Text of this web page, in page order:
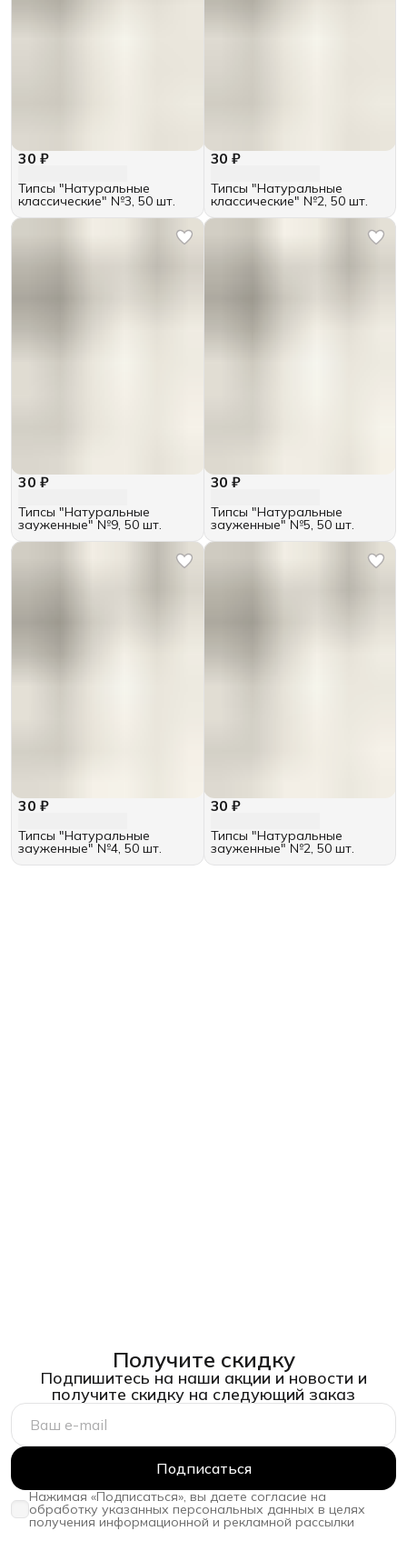
30 ₽
Типсы "Натуральные
классические" №3, 50 шт.
30 ₽
Типсы "Натуральные
классические" №2, 50 шт.
30 ₽
Типсы "Натуральные
зауженные" №9, 50 шт.
30 ₽
Типсы "Натуральные
зауженные" №5, 50 шт.
30 ₽
Типсы "Натуральные
зауженные" №4, 50 шт.
30 ₽
Типсы "Натуральные
зауженные" №2, 50 шт.
Получите скидку
Подпишитесь на наши акции и новости и
получите скидку на следующий заказ
Подписаться
Нажимая «Подписаться», вы даете согласие на
обработку указанных персональных данных в целях
получения информационной и рекламной рассылки